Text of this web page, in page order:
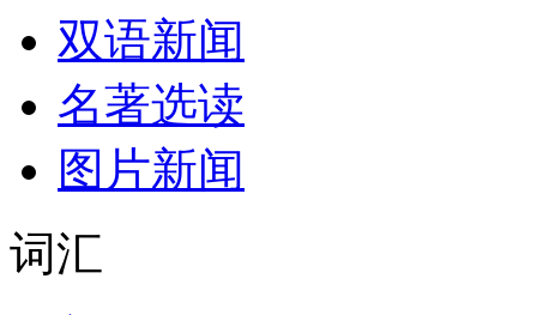
双语新闻
名著选读
图片新闻
词汇